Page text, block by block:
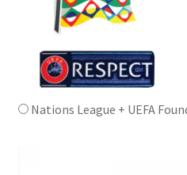
Nations League + UEFA